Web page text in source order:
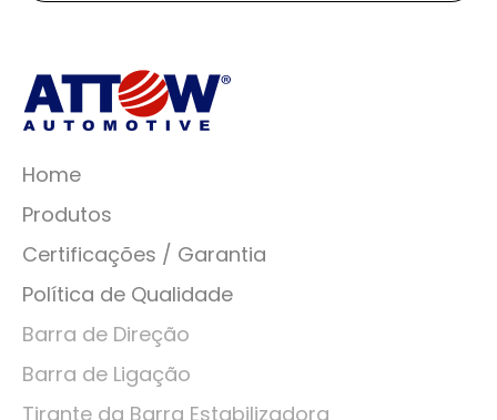
Home
Produtos
Certificações / Garantia
Política de Qualidade
Barra de Direção
Barra de Ligação
Tirante da Barra Estabilizadora